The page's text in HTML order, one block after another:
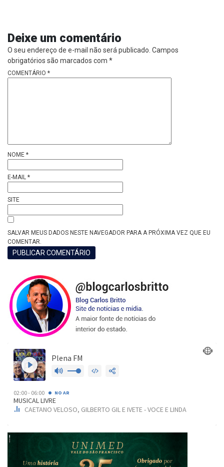
Deixe um comentário
O seu endereço de e-mail não será publicado. Campos
obrigatórios são marcados com *
COMENTÁRIO *
NOME *
E-MAIL *
SITE
SALVAR MEUS DADOS NESTE NAVEGADOR PARA A PRÓXIMA VEZ QUE EU
COMENTAR.